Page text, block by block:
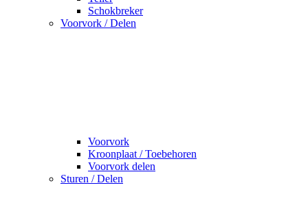
Schokbreker
Voorvork / Delen
Voorvork
Kroonplaat / Toebehoren
Voorvork delen
Sturen / Delen